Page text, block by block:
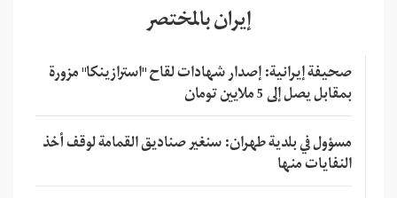
إيران بالمختصر
صحيفة إيرانية: إصدار شهادات لقاح "استرازينكا" مزورة
بمقابل يصل إلى 5 ملايين تومان
مسؤول في بلدية طهران: سنغير صناديق القمامة لوقف أخذ
النفايات منها